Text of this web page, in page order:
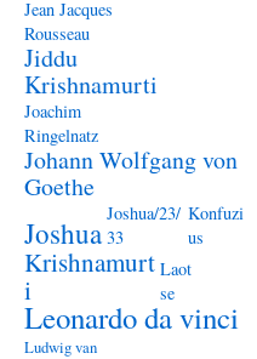
Jean Jacques
Rousseau
Jiddu
Krishnamurti
Joachim
Ringelnatz
Johann Wolfgang von
Goethe
Joshua
Joshua/23/
33
Konfuzi
us
Krishnamurt
i
Laot
se
Leonardo da vinci
Ludwig van